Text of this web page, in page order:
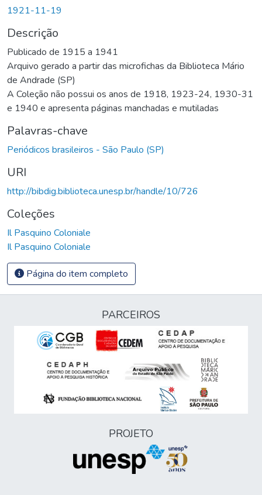
1921-11-19
Descrição
Publicado de 1915 a 1941
Arquivo gerado a partir das microfichas da Biblioteca Mário
de Andrade (SP)
A Coleção não possui os anos de 1918, 1923-24, 1930-31
e 1940 e apresenta páginas manchadas e mutiladas
Palavras-chave
Periódicos brasileiros - São Paulo (SP)
URI
http://bibdig.biblioteca.unesp.br/handle/10/726
Coleções
Il Pasquino Coloniale
Il Pasquino Coloniale
Página do item completo
PARCEIROS
PROJETO